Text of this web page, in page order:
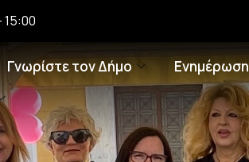
Γνωρίστε τον Δήμο Ενημέρωση